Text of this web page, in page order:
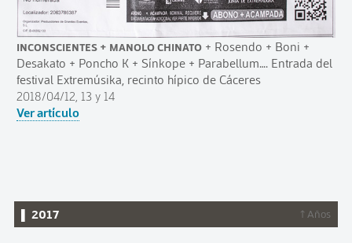
Inconscientes + Manolo Chinato + Rosendo + Boni +
Desakato + Poncho K + Sínkope + Parabellum…. Entrada del
festival Extremúsika, recinto hípico de Cáceres
2018/04/12, 13 y 14
Ver artículo
▌ 2017 ↑ Años